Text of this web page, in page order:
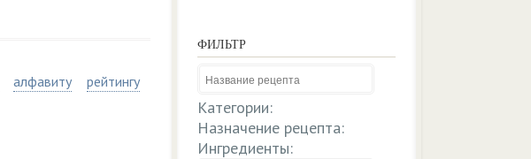
алфавиту рейтингу
ФИЛЬТР
Категории:
Назначение рецепта:
Ингредиенты: